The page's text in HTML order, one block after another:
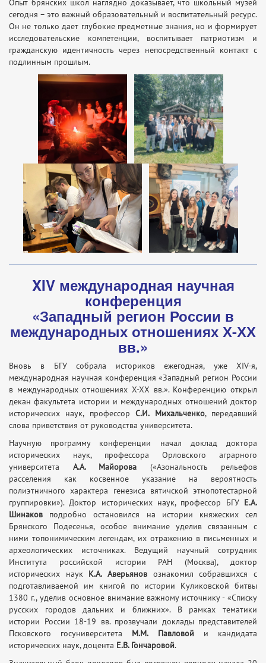
Опыт брянских школ наглядно доказывает, что школьный музей
сегодня – это важный образовательный и воспитательный ресурс.
Он не только дает глубокие предметные знания, но и формирует
исследовательские компетенции, воспитывает патриотизм и
гражданскую идентичность через непосредственный контакт с
подлинным прошлым.
XIV международная научная
конференция
«Западный регион России в
международных отношениях Х-ХХ
вв.»
Вновь в БГУ собрала историков ежегодная, уже XIV-я,
международная научная конференция «Западный регион России
в международных отношениях Х-ХХ вв.». Конференцию открыл
декан факультета истории и международных отношений доктор
исторических наук, профессорС.И. Михальченко, передавший
слова приветствия от руководства университета.
Научную программу конференции начал доклад доктора
исторических наук, профессора Орловского аграрного
университета А.А. Майорова («Азональность рельефов
расселения как косвенное указание на вероятность
полиэтничного характера генезиса вятичской этнопотестарной
группировки»). Доктор исторических наук, профессор БГУ Е.А.
Шинаков подробно остановился на истории княжеских сел
Брянского Подесенья, особое внимание уделив связанным с
ними топонимическим легендам, их отражению в письменных и
археологических источниках. Ведущий научный сотрудник
Института российской истории РАН (Москва), доктор
исторических наукК.А. Аверьянов ознакомил собравшихся с
подготавливаемой им книгой по истории Куликовской битвы
1380 г., уделив основное внимание важному источнику - «Списку
русских городов дальних и ближних». В рамках тематики
истории России 18-19 вв. прозвучали доклады представителей
Псковского госуниверситета М.М. Павловойи кандидата
исторических наук, доцента Е.В. Гончаровой.